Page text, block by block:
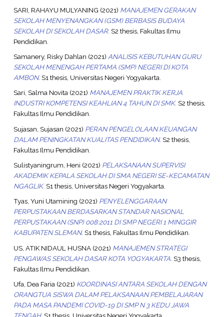
SARI, RAHAYU MULYANING (2021) MANAJEMEN GERAKAN
SEKOLAH MENYENANGKAN (GSM) BERBASIS BUDAYA
SEKOLAH DI SEKOLAH DASAR. S2 thesis, Fakultas Ilmu
Pendidikan.
Samanery, Risky Dahlan (2021) ANALISIS KEBUTUHAN GURU
SEKOLAH MENENGAH PERTAMA (SMP) NEGERI DI KOTA
AMBON. S1 thesis, Universitas Negeri Yogyakarta.
Sari, Salma Novita(2021) MANAJEMEN PRAKTIK KERJA
INDUSTRI KOMPETENSI KEAHLIAN 4 TAHUN DI SMK. S2 thesis,
Fakultas Ilmu Pendidikan.
Sujasan, Sujasan (2021) PERAN PENGELOLAAN KEUANGAN
DALAM PENINGKATAN KUALITAS PENDIDIKAN. S2 thesis,
Fakultas Ilmu Pendidikan.
Sulistyaningrum, Heni (2021) PELAKSANAAN SUPERVISI
AKADEMIK KEPALA SEKOLAH DI SMA NEGERI SE-KECAMATAN
NGAGLIK. S1 thesis, Universitas Negeri Yogyakarta.
Tyas, Yuni Utamining (2021) PENYELENGGARAAN
PERPUSTAKAAN BERDASARKAN STANDAR NASIONAL
PERPUSTAKAAN (SNP) 008:2011 DI SMP NEGERI 1 MINGGIR
KABUPATEN SLEMAN. S1 thesis, Fakultas Ilmu Pendidikan.
US, ATIK NIDAUL HUSNA(2021) MANAJEMEN STRATEGI
PENGAWAS SEKOLAH DASAR KOTA YOGYAKARTA. S3 thesis,
Fakultas Ilmu Pendidikan.
Ufa, Dea Faria (2021) KOORDINASI ANTARA SEKOLAH DENGAN
ORANGTUA SISWA DALAM PELAKSANAAN PEMBELAJARAN
PADA MASA PANDEMI COVID-19 DI SMP N 3 KEDU JAWA